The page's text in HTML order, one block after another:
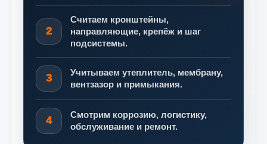
2
Считаем кронштейны,
направляющие, крепёж и шаг
подсистемы.
3
Учитываем утеплитель, мембрану,
вентзазор и примыкания.
4
Смотрим коррозию, логистику,
обслуживание и ремонт.